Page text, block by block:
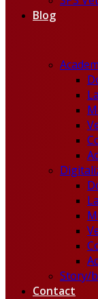
Blog
Story/
Contact